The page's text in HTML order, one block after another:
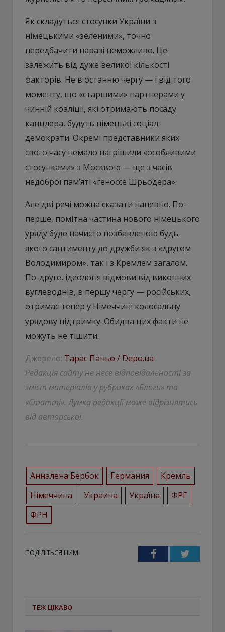
Як складуться стосунки України з
німецькими «зеленими», точно
передбачити наразі неможливо. Це
залежить від дуже великої кількості
факторів. Не в останню чергу — і від того
моменту, що «старшими» партнерами у
чинній коаліції, які отримають посаду
канцлера, будуть німецькі соціал-
демократи. Окремі представники яких
свого часу немало нагрішили «особливими
стосунками» з Москвою — ще з часів
недоброї пам’яті «геноссе Шрьодера».
Але дві речі можна сказати напевно. По-
перше, помітна частина нового німецького
уряду буде начисто позбавленою будь-
якого сантименту до дружби як з «другом
Володимиром», так і з Кремлем загалом.
По-друге, ідеологія відмови від викопних
вуглеводнів, в першу чергу — російських,
отримає тепер у Німеччині колосальну
урядову підтримку. Обидва цих факти не
можуть не тішити.
Джерело: Тарас Паньо / Depo.ua
Редакція сайту не несе відповідальності за
зміст матеріалів у рубриках «Блоги» та
«Статті». Думка редакції може відрізнятись
від авторської.
Анналена Бербок Германия
Кремль
Німеччина
Украина Україна
ФРГ
ФРН
ПОДІЛІТЬСЯ ЦИМ FacebookTwitter
ТЕЖ ЦІКАВО